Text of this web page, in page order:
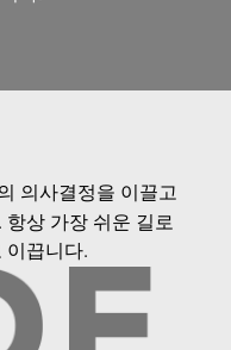
의사결정을 이끌고
항상 가장 쉬운 길로
이끕니다.